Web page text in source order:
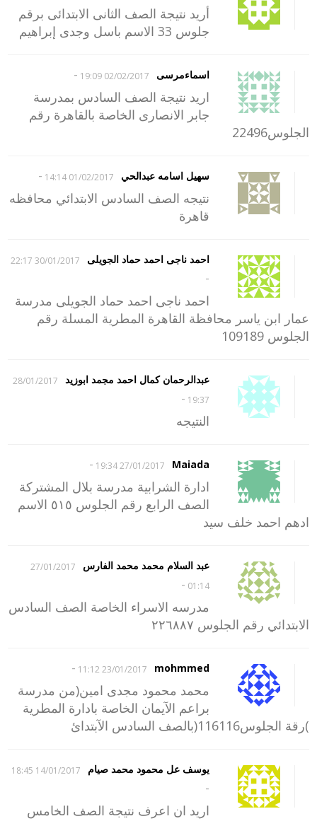
أريد نتيجة الصف الثانى الابتدائى برقم
جلوس 33 الاسم باسل وجدى إبراهيم
اسماءمرسى 02/02/2017 19:09
-
اريد نتيجة الصف السادس بمدرسة
جابر الانصارى الخاصة بالقاهرة رقم
الجلوس22496
سهيل اسامه عبدالحي 01/02/2017 14:14
-
نتيجه الصف السادس الابتدائي محافظه
قاهرة
احمد ناجى احمد حماد الجويلى 30/01/2017 22:17
-
احمد ناجى احمد حماد الجويلى مدرسة
عمار ابن ياسر محافظة القاهرة المطرية المسلة رقم
الجلوس 109189
عبدالرحمان كمال احمد مجمد ابوزيد
28/01/2017
19:37
-
النتيجه
Maiada
27/01/2017 19:34
-
ادارة الشرابية مدرسة بلال المشتركة
الصف الرابع رقم الجلوس ٥١٥ الاسم
ادهم احمد خلف سيد
عبد السلام محمد محمد الفارس
27/01/2017
01:14
-
مدرسه الاسراء الخاصة الصف السادس
الابتدائي رقم الجلوس ٢٢٦٨٨٧
mohmmed
23/01/2017 11:12
-
محمد محمود مجدى امين(من مدرسة
براعم الآيمان الخاصة بادارة المطرية
)رقة الجلوس116116(بالصف السادس الآبتدائ
يوسف عل محمود محمد صيام 14/01/2017 18:45
-
اريد ان اعرف نتيجة الصف الخامس